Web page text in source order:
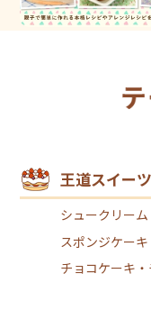
王道スイー
シュークリーム
スポンジケーキ
チョコケーキ